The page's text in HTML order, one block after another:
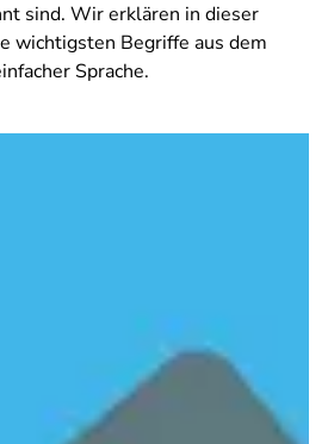
sind. Wir erklären in dieser
wichtigsten Begriffe aus dem
Sprache.